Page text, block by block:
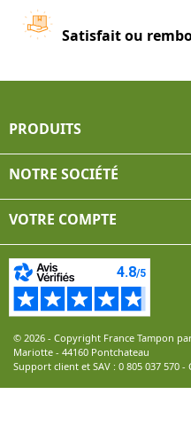
Satisfait ou
PRODUITS
NOTRE SOCIÉTÉ
VOTRE COMPTE
© 2026 - Copyright France Tampon
Mariotte - 44160 Pontchateau
Support client et SAV : 0 805 037 570 -